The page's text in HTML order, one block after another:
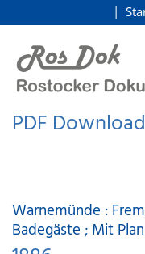
zum Inhalt
PDF Download
Warnemünde :
Badegäste ; Mit